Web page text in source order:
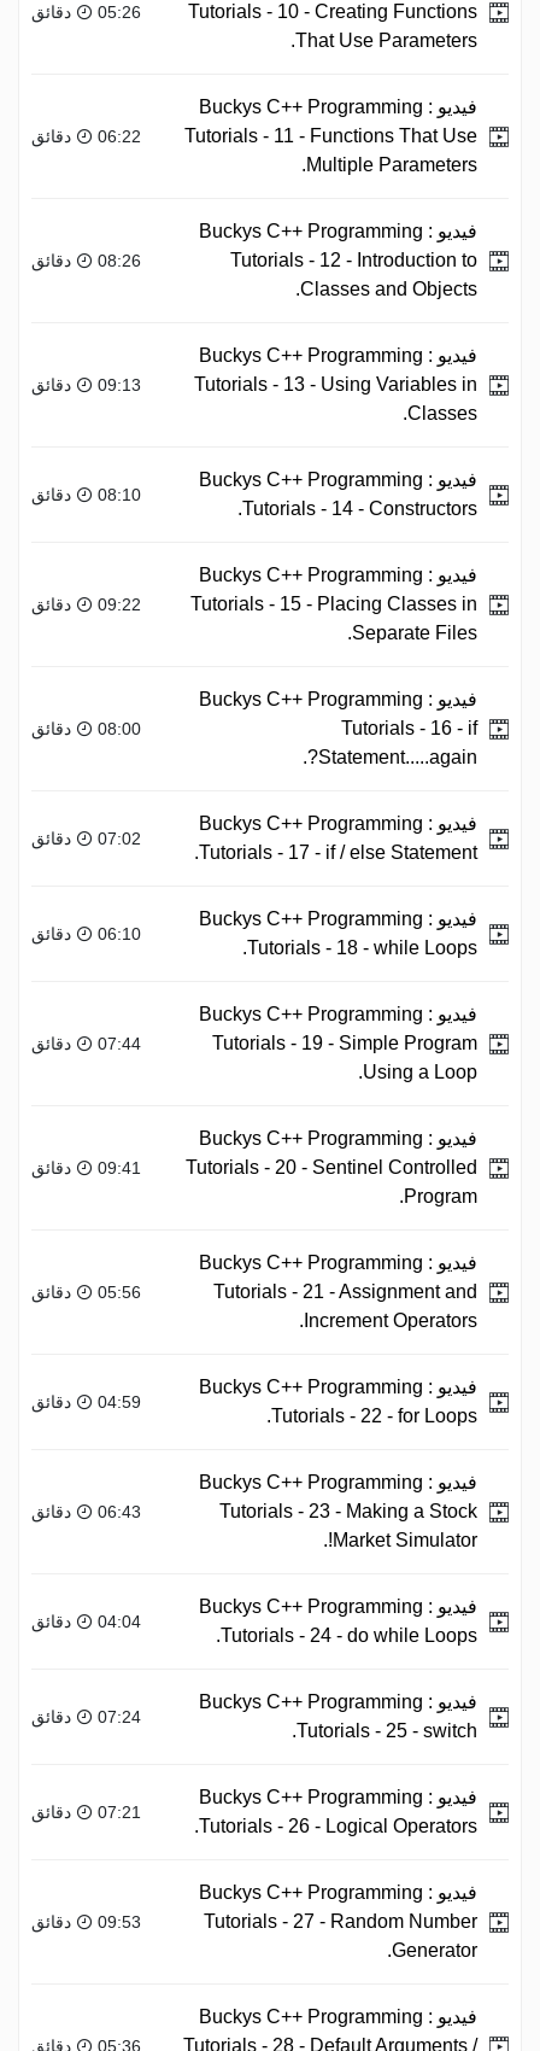
Tutorials - 10 - Creating Functions
That Use Parameters.
05:26 دقائق
فيديو : Buckys C++ Programming
Tutorials - 11 - Functions That Use
Multiple Parameters.
06:22 دقائق
فيديو : Buckys C++ Programming
Tutorials - 12 - Introduction to
Classes and Objects.
08:26 دقائق
فيديو : Buckys C++ Programming
Tutorials - 13 - Using Variables in
Classes.
09:13 دقائق
فيديو : Buckys C++ Programming
Tutorials - 14 - Constructors.
08:10 دقائق
فيديو : Buckys C++ Programming
Tutorials - 15 - Placing Classes in
Separate Files.
09:22 دقائق
فيديو : Buckys C++ Programming
Tutorials - 16 - if
Statement.....again?.
08:00 دقائق
فيديو : Buckys C++ Programming
Tutorials - 17 - if / else Statement.
07:02 دقائق
فيديو : Buckys C++ Programming
Tutorials - 18 - while Loops.
06:10 دقائق
فيديو : Buckys C++ Programming
Tutorials - 19 - Simple Program
Using a Loop.
07:44 دقائق
فيديو : Buckys C++ Programming
Tutorials - 20 - Sentinel Controlled
Program.
09:41 دقائق
فيديو : Buckys C++ Programming
Tutorials - 21 - Assignment and
Increment Operators.
05:56 دقائق
فيديو : Buckys C++ Programming
Tutorials - 22 - for Loops.
04:59 دقائق
فيديو : Buckys C++ Programming
Tutorials - 23 - Making a Stock
Market Simulator!.
06:43 دقائق
فيديو : Buckys C++ Programming
Tutorials - 24 - do while Loops.
04:04 دقائق
فيديو : Buckys C++ Programming
Tutorials - 25 - switch.
07:24 دقائق
فيديو : Buckys C++ Programming
Tutorials - 26 - Logical Operators.
07:21 دقائق
فيديو : Buckys C++ Programming
Tutorials - 27 - Random Number
Generator.
09:53 دقائق
فيديو : Buckys C++ Programming
Tutorials - 28 - Default Arguments /
05:36 دقائق